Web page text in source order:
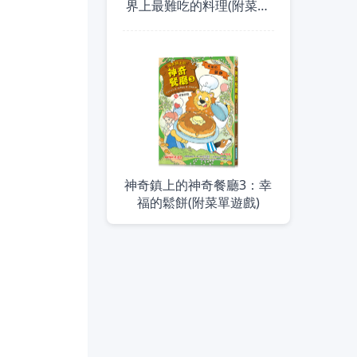
界上最難吃的料理(附菜單
神奇鎮上的神奇餐廳3：幸
福的鬆餅(附菜單遊戲)